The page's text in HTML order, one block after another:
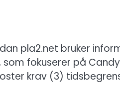
pla2.net bruker
fokuserer på
krav (3)